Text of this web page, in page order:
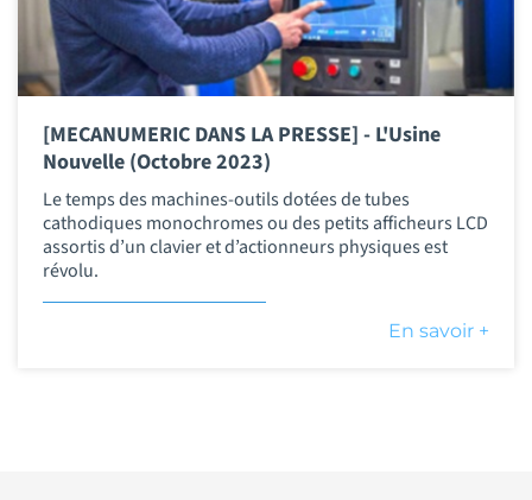
[MECANUMERIC DANS LA PRESSE] - L'Usine
Nouvelle (Octobre 2023)
Le temps des machines-outils dotées de tubes
cathodiques monochromes ou des petits afficheurs LCD
assortis d’un clavier et d’actionneurs physiques est
révolu.
En savoir +